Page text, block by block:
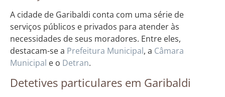
A cidade de Garibaldi conta com uma série de
serviços públicos e privados para atender às
necessidades de seus moradores. Entre eles,
destacam-se a Prefeitura Municipal, a Câmara
Municipal e o Detran.
Detetives particulares em Garibaldi